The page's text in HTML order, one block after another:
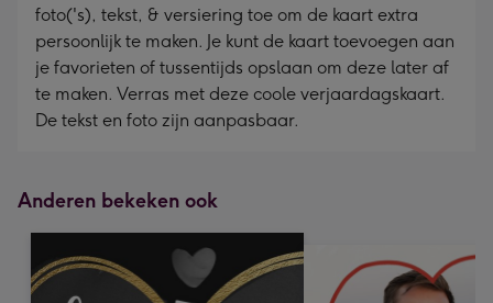
foto('s), tekst, & versiering toe om de kaart extra
persoonlijk te maken. Je kunt de kaart toevoegen aan
je favorieten of tussentijds opslaan om deze later af
te maken. Verras met deze coole verjaardagskaart.
De tekst en foto zijn aanpasbaar.
Anderen bekeken ook